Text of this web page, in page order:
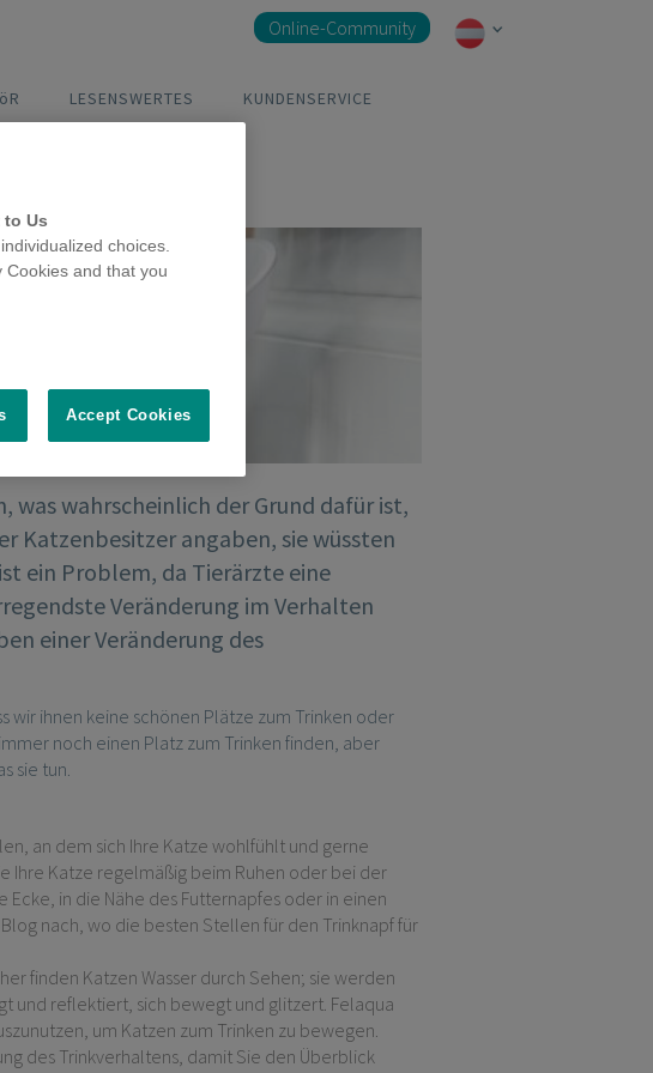
LESENSWERTES KUNDENSERVICE
Online-Community
was wahrscheinlich der Grund dafür ist,
Katzenbesitzer angaben, sie wüssten
ein Problem, da Tierärzte eine
Veränderung im Verhalten
einer Veränderung des
wir ihnen keine schönen Plätze zum Trinken oder
noch einen Platz zum Trinken finden, aber
sie tun.
an dem sich Ihre Katze wohlfühlt und gerne
Ihre Katze regelmäßig beim Ruhen oder bei der
in die Nähe des Futternapfes oder in einen
nach, wo die besten Stellen für den Trinknapf für
finden Katzen Wasser durch Sehen; sie werden
und reflektiert, sich bewegt und glitzert. Felaqua
um Katzen zum Trinken zu bewegen.
des Trinkverhaltens, damit Sie den Überblick
to Us
choices.
and that you
Accept Cookies